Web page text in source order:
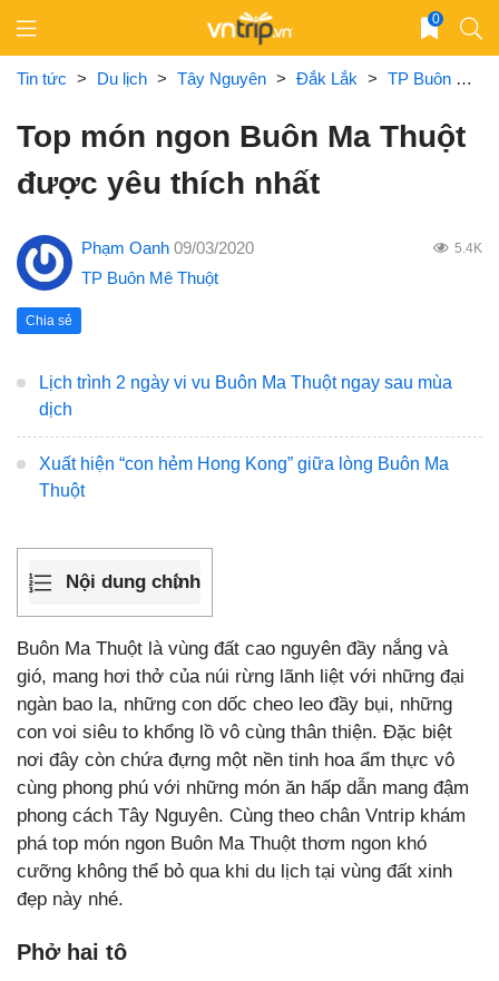
content
0
Tin tức > Du lịch > Tây Nguyên > Đắk Lắk > TP Buôn Mê Thuột
Top món ngon Buôn Ma Thuột
được yêu thích nhất
Phạm Oanh 09/03/2020 5.4K
TP Buôn Mê Thuột
Chia sẻ
Lịch trình 2 ngày vi vu Buôn Ma Thuột ngay sau mùa
dịch
Xuất hiện “con hẻm Hong Kong” giữa lòng Buôn Ma
Thuột
Nội dung chính
Buôn Ma Thuột là vùng đất cao nguyên đầy nắng và
gió, mang hơi thở của núi rừng lãnh liệt với những đại
ngàn bao la, những con dốc cheo leo đầy bụi, những
con voi siêu to khổng lồ vô cùng thân thiện. Đặc biệt
nơi đây còn chứa đựng một nền tinh hoa ẩm thực vô
cùng phong phú với những món ăn hấp dẫn mang đậm
phong cách Tây Nguyên. Cùng theo chân Vntrip khám
phá top món ngon Buôn Ma Thuột thơm ngon khó
cưỡng không thể bỏ qua khi du lịch tại vùng đất xinh
đẹp này nhé.
Phở hai tô